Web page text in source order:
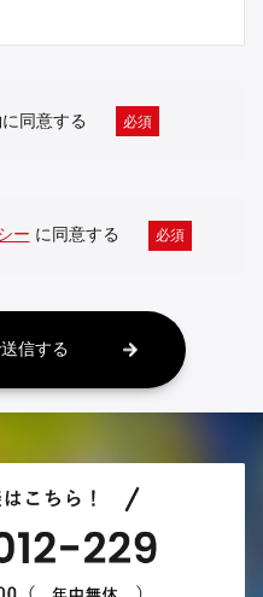
・生年月日・現住所を含
く原本で、発行日から 3
イナンバー〉の記載のな
証明書又は印鑑登録証明
ら 3 ヶ月以内のものに限
また、代表者以外の方が
任状が必要となります。
同意する 必須
ー に同意する 必須
信する